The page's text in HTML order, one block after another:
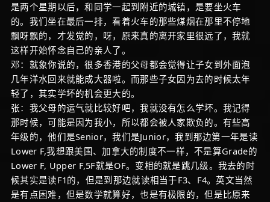
是两个星期以后，和同学一起到附近的城镇，是要坐火车
的。我们坐在最后一排，看着火车的那些煤烟在那里不停地
飘呀飘的，才发觉的，呀，原来真的离开家里很远了，我就
这样开始怀念自己的亲人了。
邓：就象你说的，很多香港的父母都会觉得让子女到外面泡
几年洋水回来就能成大器啦。而那些子女因为去的时候太年
轻了，其实学坏的机会更大的。
张：我父母的运气就比较好吧，我就没有怎么学坏。我记得
那时候，可能是因为我小，所以都会被人家欺负的。有些高
年级的，他们是Senior，我们是Junior，我到那边第一年是读
Lower F,我想跟美国、加拿大的制度不一样，不是算Grade的
Lower F, Upper F,5F就是OF。变相的就是跳几级。我去的时
候其实是读F1的，但是到那边就读相当于F3、F4。英文当然
是有点困难，但是数学就算好，也是有极限的，但是比原来